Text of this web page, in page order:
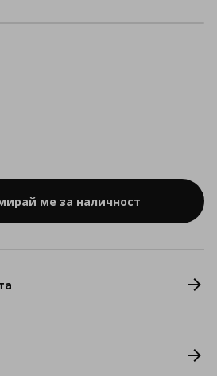
ме за наличност